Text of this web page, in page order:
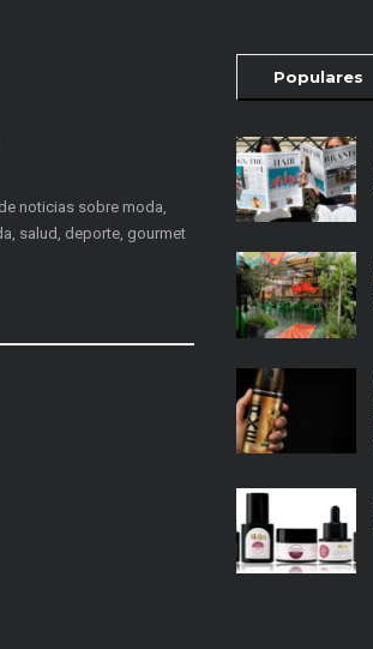
noticias sobre moda,
salud, deporte, gourmet
Populares